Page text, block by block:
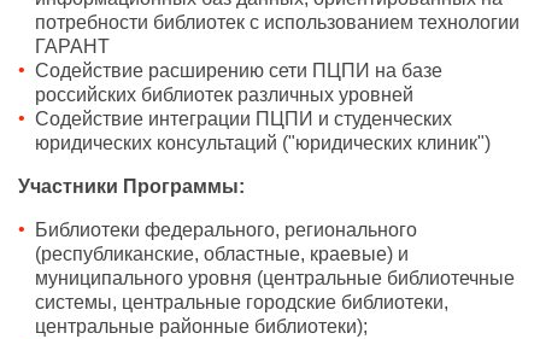
потребности библиотек с использованием технологии
ГАРАНТ
Содействие расширению сети ПЦПИ на базе
российских библиотек различных уровней
Содействие интеграции ПЦПИ и студенческих
юридических консультаций ("юридических клиник")
Участники Программы:
Библиотеки федерального, регионального
(республиканские, областные, краевые) и
муниципального уровня (центральные библиотечные
системы, центральные городские библиотеки,
центральные районные библиотеки);